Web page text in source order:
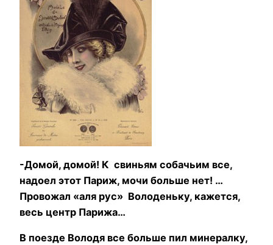
-Домой, домой! К свиньям собачьим все,
надоел этот Париж, мочи больше нет! …
Провожал «аля рус» Володеньку, кажется,
весь центр Парижа…
В поезде Володя все больше пил минералку,